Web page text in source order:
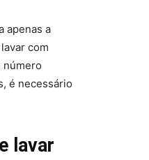
apenas a
com
número
é necessário
lavar